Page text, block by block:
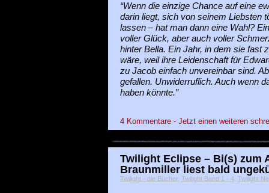
“Wenn die einzige Chance auf eine
darin liegt, sich von seinem Liebsten
lassen – hat man dann eine Wahl?
voller Glück, aber auch voller
hinter Bella. Ein Jahr, in dem sie fast
wäre, weil ihre Leidenschaft für
zu Jacob einfach unvereinbar sind.
gefallen. Unwiderruflich. Auch wenn
haben könnte.”
4 Kommentare - Jetzt einen weiteren
Twilight Eclipse – Bi(s) zum
Braunmiller liest bald
Twilight - die Bücher, Twilight Band 1 - 4, Twilight